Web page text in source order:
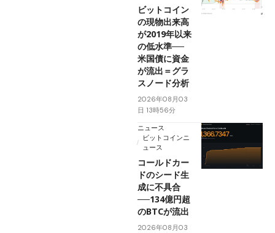
ビットコイン
の現物出来高
が2019年以来
の低水準──
米国債に資金
が流出＝グラ
スノード分析
2026年08月03
日 13時56分
ニュース
ビットコインニ
ュース
コールドカー
ドのシード生
成に不具合
──134億円超
のBTCが流出
2026年08月03